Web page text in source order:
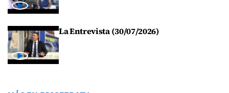
La Entrevista (30/07/2026)